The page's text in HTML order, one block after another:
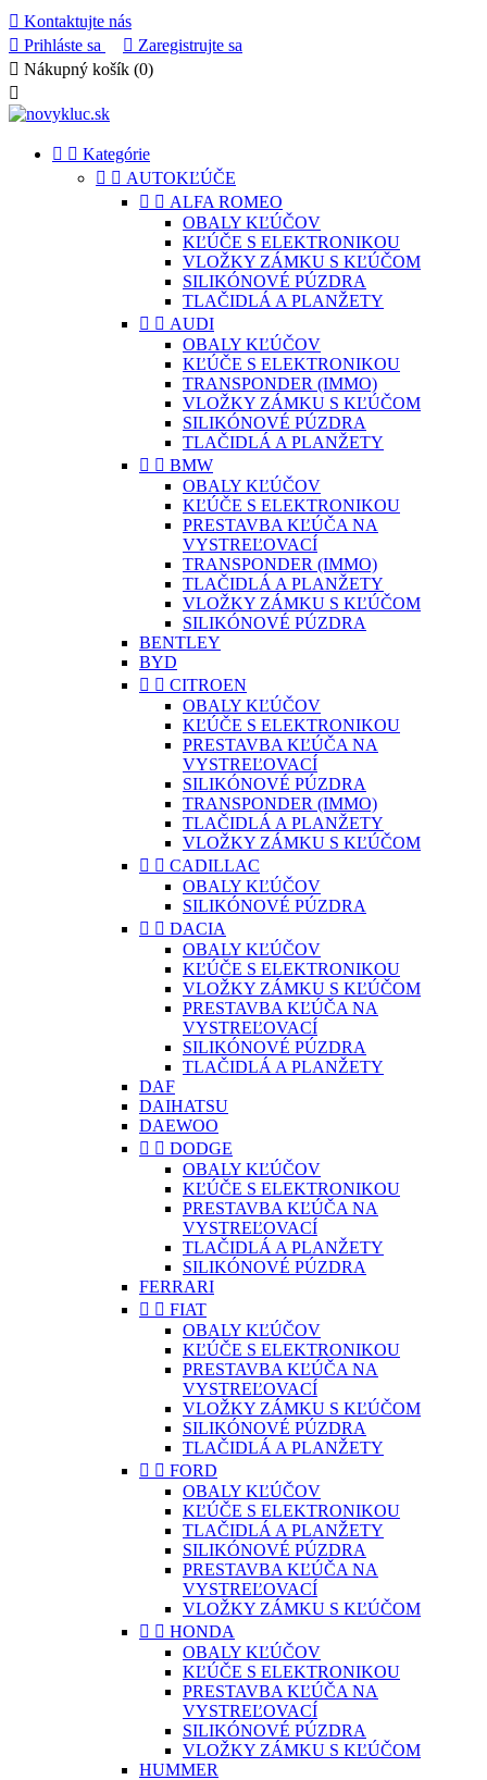
 Kontaktujte nás
 Prihláste sa  Zaregistrujte sa
 Nákupný košík (0)

  Kategórie
  AUTOKĽÚČE
  ALFA ROMEO
OBALY KĽÚČOV
KĽÚČE S ELEKTRONIKOU
VLOŽKY ZÁMKU S KĽÚČOM
SILIKÓNOVÉ PÚZDRA
TLAČIDLÁ A PLANŽETY
  AUDI
OBALY KĽÚČOV
KĽÚČE S ELEKTRONIKOU
TRANSPONDER (IMMO)
VLOŽKY ZÁMKU S KĽÚČOM
SILIKÓNOVÉ PÚZDRA
TLAČIDLÁ A PLANŽETY
  BMW
OBALY KĽÚČOV
KĽÚČE S ELEKTRONIKOU
PRESTAVBA KĽÚČA NA
VYSTREĽOVACÍ
TRANSPONDER (IMMO)
TLAČIDLÁ A PLANŽETY
VLOŽKY ZÁMKU S KĽÚČOM
SILIKÓNOVÉ PÚZDRA
BENTLEY
BYD
  CITROEN
OBALY KĽÚČOV
KĽÚČE S ELEKTRONIKOU
PRESTAVBA KĽÚČA NA
VYSTREĽOVACÍ
SILIKÓNOVÉ PÚZDRA
TRANSPONDER (IMMO)
TLAČIDLÁ A PLANŽETY
VLOŽKY ZÁMKU S KĽÚČOM
  CADILLAC
OBALY KĽÚČOV
SILIKÓNOVÉ PÚZDRA
  DACIA
OBALY KĽÚČOV
KĽÚČE S ELEKTRONIKOU
VLOŽKY ZÁMKU S KĽÚČOM
PRESTAVBA KĽÚČA NA
VYSTREĽOVACÍ
SILIKÓNOVÉ PÚZDRA
TLAČIDLÁ A PLANŽETY
DAF
DAIHATSU
DAEWOO
  DODGE
OBALY KĽÚČOV
KĽÚČE S ELEKTRONIKOU
PRESTAVBA KĽÚČA NA
VYSTREĽOVACÍ
TLAČIDLÁ A PLANŽETY
SILIKÓNOVÉ PÚZDRA
FERRARI
  FIAT
OBALY KĽÚČOV
KĽÚČE S ELEKTRONIKOU
PRESTAVBA KĽÚČA NA
VYSTREĽOVACÍ
VLOŽKY ZÁMKU S KĽÚČOM
SILIKÓNOVÉ PÚZDRA
TLAČIDLÁ A PLANŽETY
  FORD
OBALY KĽÚČOV
KĽÚČE S ELEKTRONIKOU
TLAČIDLÁ A PLANŽETY
SILIKÓNOVÉ PÚZDRA
PRESTAVBA KĽÚČA NA
VYSTREĽOVACÍ
VLOŽKY ZÁMKU S KĽÚČOM
  HONDA
OBALY KĽÚČOV
KĽÚČE S ELEKTRONIKOU
PRESTAVBA KĽÚČA NA
VYSTREĽOVACÍ
SILIKÓNOVÉ PÚZDRA
VLOŽKY ZÁMKU S KĽÚČOM
HUMMER